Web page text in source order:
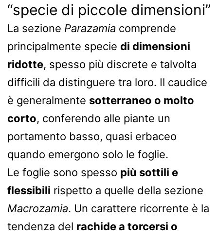
“specie di piccole dimensioni”
La sezione Parazamia comprende
principalmente specie di dimensioni
ridotte, spesso più discrete e talvolta
difficili da distinguere tra loro. Il caudice
è generalmente sotterraneo o molto
corto, conferendo alle piante un
portamento basso, quasi erbaceo
quando emergono solo le foglie.
Le foglie sono spesso più sottili e
flessibili rispetto a quelle della sezione
Macrozamia. Un carattere ricorrente è la
tendenza del rachide a torcersi o